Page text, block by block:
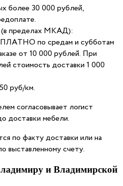
более 30 000 рублей,
пределах МКАД):
по средам и субботам
от 10 000 рублей. При
стоимость доставки 1 000
руб/км.
согласовывает логист
доставки мебели.
по факту доставки или на
выставленному счету.
и Владимирской